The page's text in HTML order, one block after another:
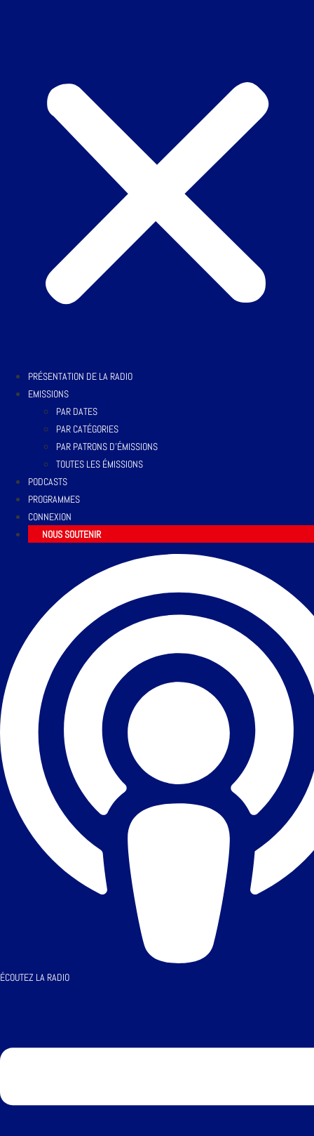
PRÉSENTATION DE LA RADIO
EMISSIONS
PAR DATES
PAR CATÉGORIES
PAR PATRONS D’ÉMISSIONS
TOUTES LES ÉMISSIONS
PODCASTS
PROGRAMMES
CONNEXION
NOUS SOUTENIR
ÉCOUTEZ LA RADIO